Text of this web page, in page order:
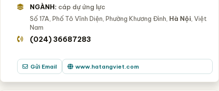
NGÀNH: cáp dự ứng lực
Số 17A, Phố Tô Vĩnh Diện, Phường Khương Đình, Hà Nội , Việt
Nam
(024) 36687283
Gửi Email www.hatangviet.com